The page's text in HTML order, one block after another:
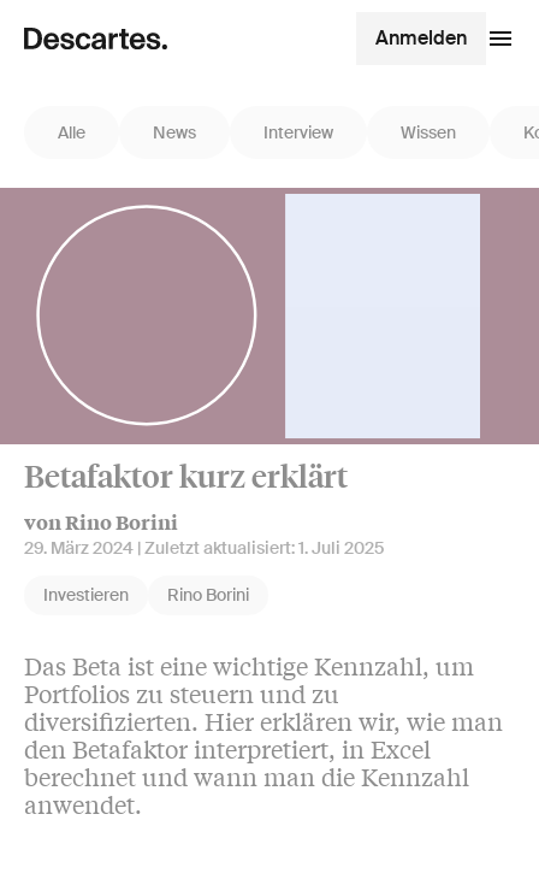
Anmelden
Alle News Interview Wissen
Betafaktor kurz erklärt
von Rino Borini
29. März 2024 | Zuletzt aktualisiert:1. Juli 2025
Investieren Rino Borini
Das Beta ist eine wichtige Kennzahl, um
Portfolios zu steuern und zu
diversifizierten. Hier erklären wir, wie man
den Betafaktor interpretiert, in Excel
berechnet und wann man die Kennzahl
anwendet.